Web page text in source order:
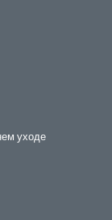
уходе